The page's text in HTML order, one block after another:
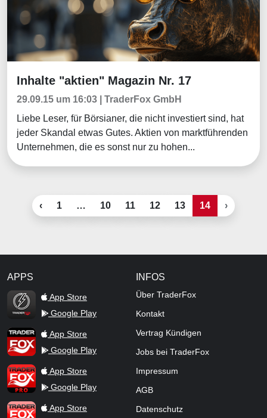
Börsenmagazine
Inhalte "aktien" Magazin Nr. 17
29.09.15 um 16:03 | TraderFox GmbH
Liebe Leser, für Börsianer, die nicht investiert sind, hat
jeder Skandal etwas Gutes. Aktien von marktführenden
Unternehmen, die es sonst nur zu hohen...
‹ 1 … 10 11 12 13 14 ›
APPS
TraderFox Flash
App Store
Google Play
TraderFox AppApp Store
Google Play
TraderFox ProApp Store
Google Play
TraderFox dpa-AFX ProFeed
App Store
INFOS
Über TraderFox
Kontakt
Vertrag Kündigen
Jobs bei TraderFox
Impressum
AGB
Datenschutz